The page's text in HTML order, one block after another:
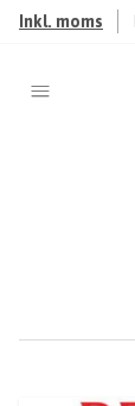
Inkl. moms